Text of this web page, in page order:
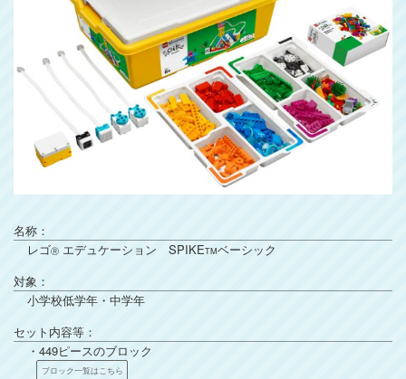
名称：
レゴⓇ エデュケーション SPIKETMベーシック
対象：
小学校低学年・中学年
セット内容等：
・449ピースのブロック
ブロック一覧はこちら